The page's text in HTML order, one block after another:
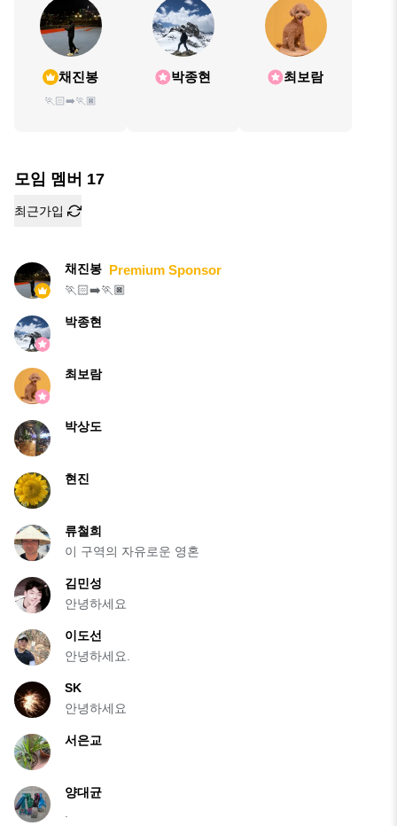
채진봉
🏃🏻‍➡️🏃🏿
박종현 최보람
모임 멤버 17
최근가입
채진봉 Premium Sponsor
🏃🏻‍➡️🏃🏿
박종현
최보람
박상도
현진
류철희
이 구역의 자유로운 영혼
김민성
안녕하세요
이도선
안녕하세요.
SK
안녕하세요
서은교
양대균
.